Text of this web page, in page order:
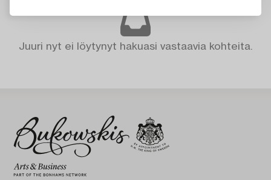
Juuri nyt ei löytynyt hakuasi vastaavia kohteita.